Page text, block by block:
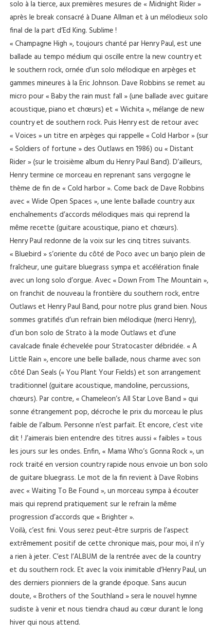
solo à la tierce, aux premières mesures de « Midnight Rider »
après le break consacré à Duane Allman et à un mélodieux solo
final de la part d’Ed King. Sublime !
« Champagne High », toujours chanté par Henry Paul, est une
ballade au tempo médium qui oscille entre la new country et
le southern rock, ornée d’un solo mélodique en arpèges et
gammes mineures à la Eric Johnson. Dave Robbins se remet au
micro pour « Baby the rain must fall » (une ballade avec guitare
acoustique, piano et chœurs) et « Wichita », mélange de new
country et de southern rock. Puis Henry est de retour avec
« Voices » un titre en arpèges qui rappelle « Cold Harbor » (sur
« Soldiers of fortune » des Outlaws en 1986) ou « Distant
Rider » (sur le troisième album du Henry Paul Band). D’ailleurs,
Henry termine ce morceau en reprenant sans vergogne le
thème de fin de « Cold harbor ». Come back de Dave Robbins
avec « Wide Open Spaces », une lente ballade country aux
enchaînements d’accords mélodiques mais qui reprend la
même recette (guitare acoustique, piano et chœurs).
Henry Paul redonne de la voix sur les cinq titres suivants.
« Bluebird » s’oriente du côté de Poco avec un banjo plein de
fraîcheur, une guitare bluegrass sympa et accélération finale
avec un long solo d’orgue. Avec « Down From The Mountain »,
on franchit de nouveau la frontière du southern rock, entre
Outlaws et Henry Paul Band, pour notre plus grand bien. Nous
sommes gratifiés d’un refrain bien mélodique (merci Henry),
d’un bon solo de Strato à la mode Outlaws et d’une
cavalcade finale échevelée pour Stratocaster débridée. « A
Little Rain », encore une belle ballade, nous charme avec son
côté Dan Seals (« You Plant Your Fields) et son arrangement
traditionnel (guitare acoustique, mandoline, percussions,
chœurs). Par contre, « Chameleon’s All Star Love Band » qui
sonne étrangement pop, décroche le prix du morceau le plus
faible de l’album. Personne n’est parfait. Et encore, c’est vite
dit ! J’aimerais bien entendre des titres aussi « faibles » tous
les jours sur les ondes. Enfin, « Mama Who’s Gonna Rock », un
rock traité en version country rapide nous envoie un bon solo
de guitare bluegrass. Le mot de la fin revient à Dave Robins
avec « Waiting To Be Found », un morceau sympa à écouter
mais qui reprend pratiquement sur le refrain la même
progression d’accords que « Brighter ».
Voilà, c’est fini. Vous serez peut-être surpris de l’aspect
extrêmement positif de cette chronique mais, pour moi, il n’y
a rien à jeter. C’est l’ALBUM de la rentrée avec de la country
et du southern rock. Et avec la voix inimitable d’Henry Paul, un
des derniers pionniers de la grande époque. Sans aucun
doute, « Brothers of the Southland » sera le nouvel hymne
sudiste à venir et nous tiendra chaud au cœur durant le long
hiver qui nous attend.